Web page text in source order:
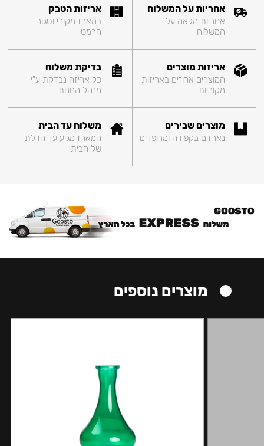
אחריות על המשלוח
אחריות מלאה על
המשלוח
אריזות הטבק
במארז מקורי וסגור
הרמטי
אריזות מוצרים
המוצרים ארוזים באריזות
מקוריות
בדיקת משלוח
כל אריזה נבדקת ע"י
מנהל החנות
מוצרים שבירים
נארזים בקפידה ומרופדים
משלוח עד הבית
המארז מגיע עד הדלת
של הבית
מוצרים נוספים